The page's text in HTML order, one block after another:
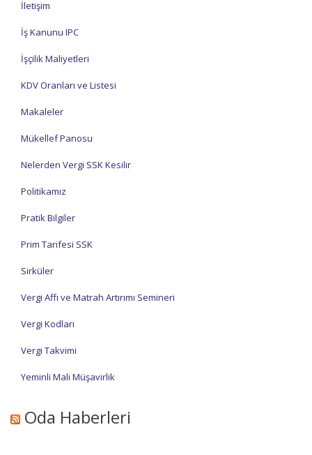
İletişim
İş Kanunu IPC
İşçilik Maliyetleri
KDV Oranları ve Listesi
Makaleler
Mükellef Panosu
Nelerden Vergi SSK Kesilir
Politikamız
Pratik Bilgiler
Prim Tarifesi SSK
Sirküler
Vergi Affı ve Matrah Artırımı Semineri
Vergi Kodları
Vergi Takvimi
Yeminli Mali Müşavirlik
Oda Haberleri